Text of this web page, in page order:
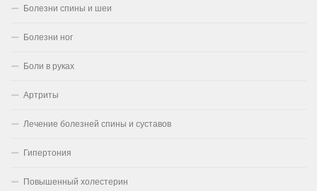
Болезни спины и шеи
Болезни ног
Боли в руках
Артриты
Лечение болезней спины и суставов
Гипертония
Повышенный холестерин